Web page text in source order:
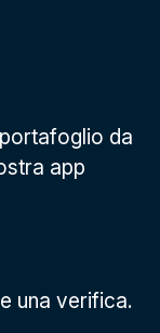
da
app
una verifica.